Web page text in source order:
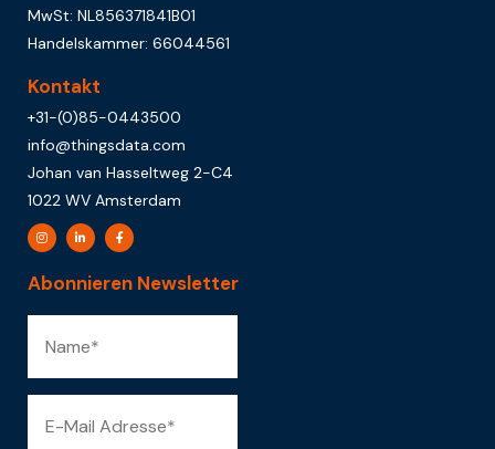
MwSt: NL856371841B01
Handelskammer: 66044561
Kontakt
+31-(0)85-0443500
info@thingsdata.com
Johan van Hasseltweg 2-C4
1022 WV Amsterdam
Abonnieren Newsletter